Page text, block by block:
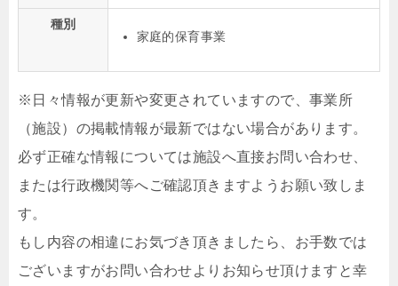
種別
家庭的保育事業
※日々情報が更新や変更されていますので、事業所
（施設）の掲載情報が最新ではない場合があります。
必ず正確な情報については施設へ直接お問い合わせ、
または行政機関等へご確認頂きますようお願い致しま
す。
もし内容の相違にお気づき頂きましたら、お手数では
ございますがお問い合わせよりお知らせ頂けますと幸